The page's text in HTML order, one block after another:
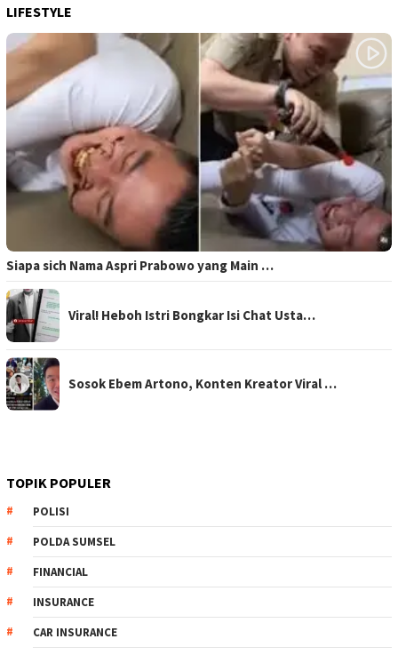
LIFESTYLE
Siapa sich Nama Aspri Prabowo yang Main …
Viral! Heboh Istri Bongkar Isi Chat Usta…
Sosok Ebem Artono, Konten Kreator Viral …
TOPIK POPULER
POLISI
POLDA SUMSEL
FINANCIAL
INSURANCE
CAR INSURANCE